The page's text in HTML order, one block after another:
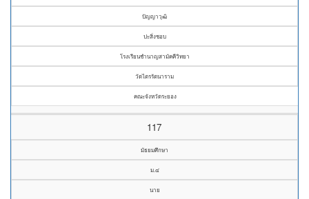
ปัญญาวุฒิ
ปะสิ่งชอบ
โรงเรียนชำนาญสามัคคีวิทยา
วัดไตรรัตนาราม
คณะจังหวัดระยอง
117
มัธยมศึกษา
ม.๔
นาย